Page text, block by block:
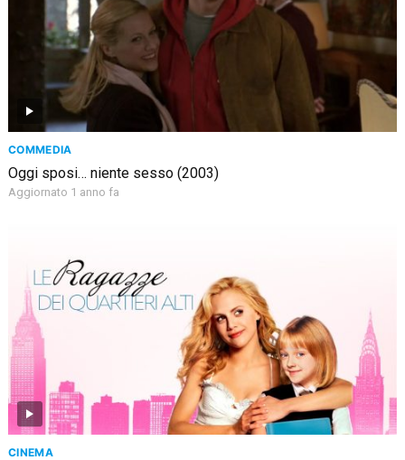
COMMEDIA
Oggi sposi… niente sesso (2003)
Aggiornato 1 anno fa
CINEMA